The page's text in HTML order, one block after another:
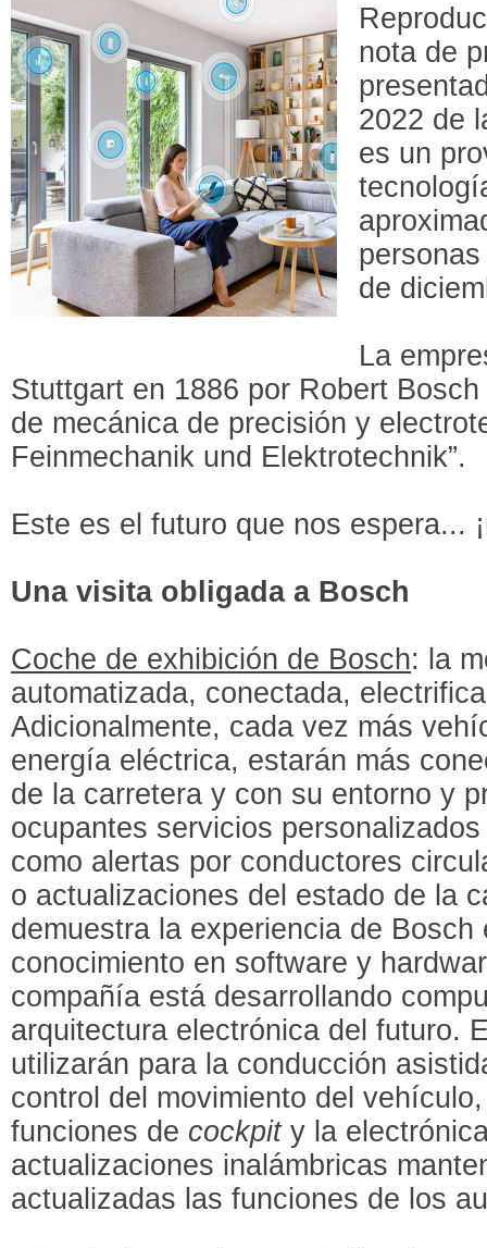
nota de
2022 de
es un
de
La
Stuttgart en 1886 por Robert
de mecánica de precisión y
Feinmechanik und Elektrotechnik”.
Este es el futuro que nos espera...
Una visita obligada a Bosch
Coche de exhibición de Bosch: la
automatizada, conectada,
Adicionalmente, cada vez más
energía eléctrica, estarán más
de la carretera y con su entorno y
ocupantes servicios
como alertas por conductores
o actualizaciones del estado de la
demuestra la experiencia de
conocimiento en software y
compañía está desarrollando
arquitectura electrónica del futuro.
utilizarán para la conducción
control del movimiento del
funciones de cockpity la
actualizaciones inalámbricas
actualizadas las funciones de los